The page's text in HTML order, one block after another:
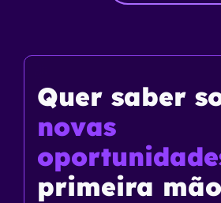
Quer saber
novas
primeira